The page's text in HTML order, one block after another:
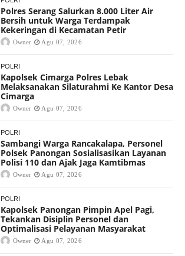
Polres Serang Salurkan 8.000 Liter Air
Bersih untuk Warga Terdampak
Kekeringan di Kecamatan Petir
Owner Agu 07, 2026
POLRI
Kapolsek Cimarga Polres Lebak
Melaksanakan Silaturahmi Ke Kantor Desa
Cimarga
Owner Agu 07, 2026
POLRI
Sambangi Warga Rancakalapa, Personel
Polsek Panongan Sosialisasikan Layanan
Polisi 110 dan Ajak Jaga Kamtibmas
Owner Agu 07, 2026
POLRI
Kapolsek Panongan Pimpin Apel Pagi,
Tekankan Disiplin Personel dan
Optimalisasi Pelayanan Masyarakat
Owner Agu 07, 2026